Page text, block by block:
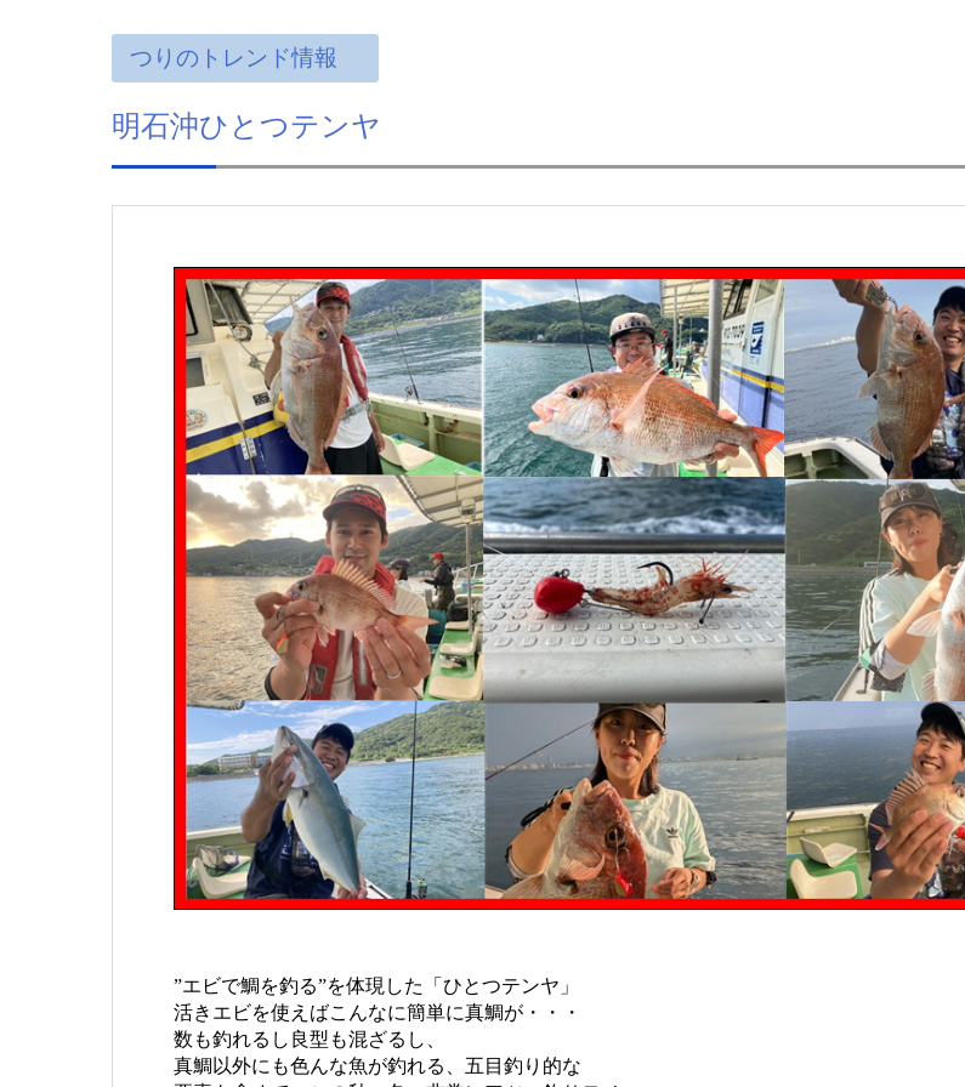
つりのトレンド情報
明石沖ひとつテンヤ
”エビで鯛を釣る”を体現した「ひとつテンヤ」
活きエビを使えばこんなに簡単に真鯛が・・・
数も釣れるし良型も混ざるし、
真鯛以外にも色んな魚が釣れる、五目釣り的な